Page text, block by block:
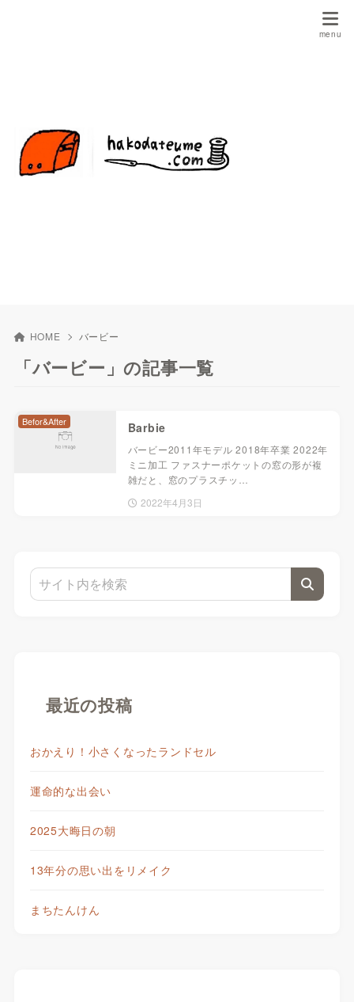
HOME バービー
「バービー」の記事一覧
Barbie
バービー2011年モデル 2018年卒業 2022年
ミニ加工 ファスナーポケットの窓の形が複
雑だと、窓のプラスチッ…
2022年4月3日
Befor&After
最近の投稿
おかえり！小さくなったランドセル
運命的な出会い
2025大晦日の朝
13年分の思い出をリメイク
まちたんけん